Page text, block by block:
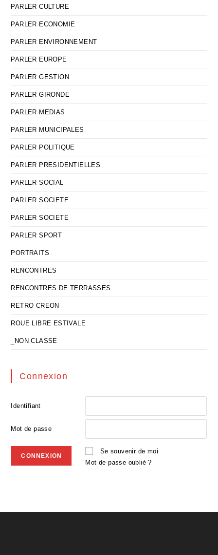
PARLER CULTURE
PARLER ECONOMIE
PARLER ENVIRONNEMENT
PARLER EUROPE
PARLER GESTION
PARLER GIRONDE
PARLER MEDIAS
PARLER MUNICIPALES
PARLER POLITIQUE
PARLER PRESIDENTIELLES
PARLER SOCIAL
PARLER SOCIETE
PARLER SOCIETE
PARLER SPORT
PORTRAITS
RENCONTRES
RENCONTRES DE TERRASSES
RETRO CREON
ROUE LIBRE ESTIVALE
_NON CLASSE
Connexion
Identifiant
Mot de passe
Se souvenir de moi
Mot de passe oublié ?